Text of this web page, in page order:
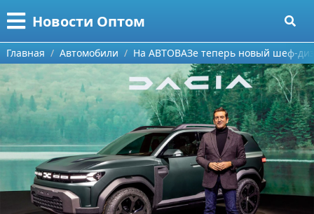
Новости Оптом
Меню
Главная
Категории
Информационные технологии
Автомобили
Знаменитости
Политика
Поиск
О проекте
Контакты
Сотрудничество
Главная Автомобили На АВТОВАЗе теперь новый шеф-